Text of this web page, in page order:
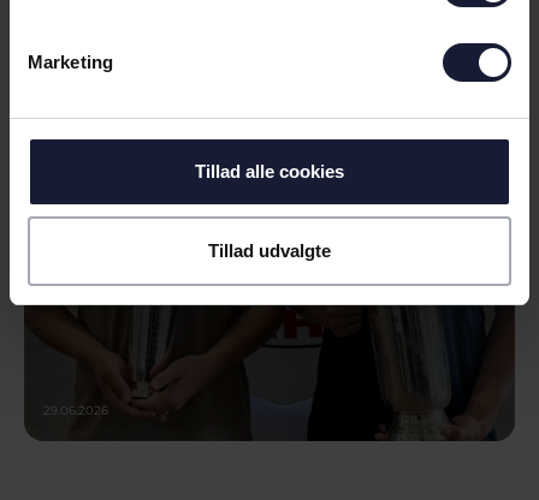
Marketing
Tillad alle cookies
Tillad udvalgte
ÅRETS SPILLERE KÅRET PÅ U17 OG
29.06.2026